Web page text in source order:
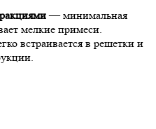
— минимальная
мелкие примеси.
встраивается в решетки и